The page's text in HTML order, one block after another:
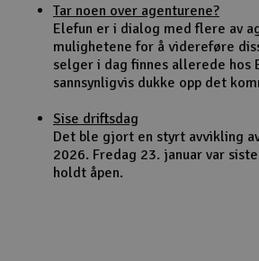
Gavekort
Tar noen over agenturene?
Elefun er i dialog med flere av
mulighetene for å videreføre
selger i dag finnes allerede hos
sannsynligvis dukke opp det
Sise driftsdag
Det ble gjort en styrt avvikling
2026. Fredag 23. januar var
holdt åpen.